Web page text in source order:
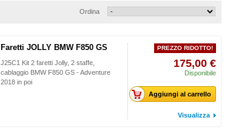
Ordina
Faretti JOLLY BMW F850 GS
J25C1 Kit 2 faretti Jolly, 2 staffe,
cablaggio BMW F850 GS - Adventure
2018 in poi
PREZZO RIDOTTO!
175,00 €
Disponibile
Aggiungi al carrello
Visualizza